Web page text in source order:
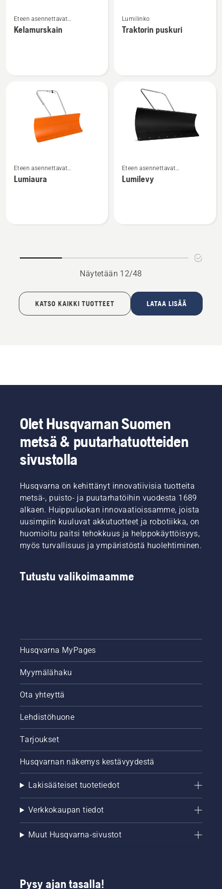
lisätietoja
tuotteesta
Eteen asennettavat
päältäajettavan etuleikkurin
lisälaitteet
Kelamurskain
lisätietoja
tuotteesta
Lumilinko
Traktorin puskuri
lisätietoja
tuotteesta
Eteen asennettavat
päältäajettavan etuleikkurin
lisälaitteet
Lumiaura
lisätietoja
tuotteesta
Eteen asennettavat
päältäajettavan etuleikkurin
lisälaitteet
Lumilevy
Näytetään 12/48
KATSO KAIKKI TUOTTEET LATAA LISÄÄ
Olet Husqvarnan Suomen
metsä & puutarhatuotteiden
sivustolla
Husqvarna on kehittänyt innovatiivisia tuotteita
metsä-, puisto- ja puutarhatöihin vuodesta 1689
alkaen. Huippuluokan innovaatioissamme, joista
uusimpiin kuuluvat akkutuotteet ja robotiikka, on
huomioitu paitsi tehokkuus ja helppokäyttöisyys,
myös turvallisuus ja ympäristöstä huolehtiminen.
Tutustu valikoimaamme
Husqvarna MyPages
Myymälähaku
Ota yhteyttä
Lehdistöhuone
Tarjoukset
Husqvarnan näkemys kestävyydestä
Lakisääteiset tuotetiedot
Verkkokaupan tiedot
Muut Husqvarna-sivustot
Pysy ajan tasalla!